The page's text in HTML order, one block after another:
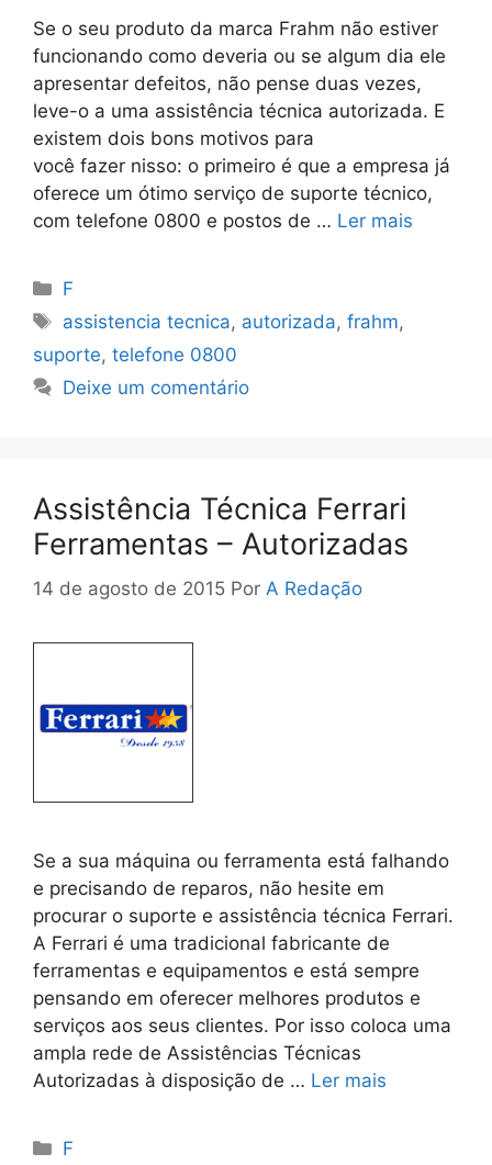
Se o seu produto da marca Frahm não estiver
funcionando como deveria ou se algum dia ele
apresentar defeitos, não pense duas vezes,
leve-o a uma assistência técnica autorizada. E
existem dois bons motivos para
você fazer nisso: o primeiro é que a empresa já
oferece um ótimo serviço de suporte técnico,
com telefone 0800 e postos de … Ler mais
Categorias
F
Tags
assistencia tecnica, autorizada,frahm,
suporte, telefone 0800
Deixe um comentário
Assistência Técnica Ferrari
Ferramentas – Autorizadas
14 de agosto de 2015 Por A Redação
Se a sua máquina ou ferramenta está falhando
e precisando de reparos, não hesite em
procurar o suporte e assistência técnica Ferrari.
A Ferrari é uma tradicional fabricante de
ferramentas e equipamentos e está sempre
pensando em oferecer melhores produtos e
serviços aos seus clientes. Por isso coloca uma
ampla rede de Assistências Técnicas
Autorizadas à disposição de … Ler mais
Categorias
F